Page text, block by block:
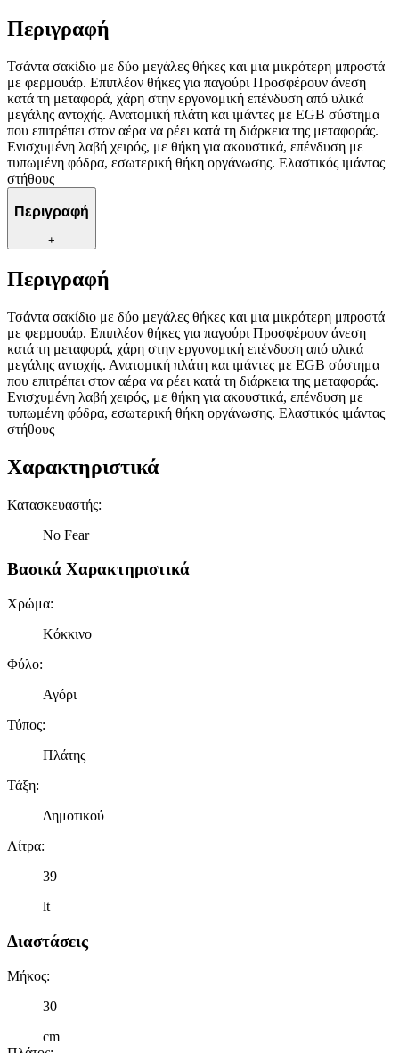
Περιγραφή
Τσάντα σακίδιο με δύο μεγάλες θήκες και μια μικρότερη μπροστά
με φερμουάρ. Επιπλέον θήκες για παγούρι Προσφέρουν άνεση
κατά τη μεταφορά, χάρη στην εργονομική επένδυση από υλικά
μεγάλης αντοχής. Ανατομική πλάτη και ιμάντες με EGB σύστημα
που επιτρέπει στον αέρα να ρέει κατά τη διάρκεια της μεταφοράς.
Ενισχυμένη λαβή χειρός, με θήκη για ακουστικά, επένδυση με
τυπωμένη φόδρα, εσωτερική θήκη οργάνωσης. Ελαστικός ιμάντας
στήθους
Περιγραφή
+
Περιγραφή
Τσάντα σακίδιο με δύο μεγάλες θήκες και μια μικρότερη μπροστά
με φερμουάρ. Επιπλέον θήκες για παγούρι Προσφέρουν άνεση
κατά τη μεταφορά, χάρη στην εργονομική επένδυση από υλικά
μεγάλης αντοχής. Ανατομική πλάτη και ιμάντες με EGB σύστημα
που επιτρέπει στον αέρα να ρέει κατά τη διάρκεια της μεταφοράς.
Ενισχυμένη λαβή χειρός, με θήκη για ακουστικά, επένδυση με
τυπωμένη φόδρα, εσωτερική θήκη οργάνωσης. Ελαστικός ιμάντας
στήθους
Χαρακτηριστικά
Κατασκευαστής:
No Fear
Βασικά Χαρακτηριστικά
Χρώμα:
Κόκκινο
Φύλο:
Αγόρι
Τύπος:
Πλάτης
Τάξη:
Δημοτικού
Λίτρα:
39
lt
Διαστάσεις
Μήκος:
30
cm